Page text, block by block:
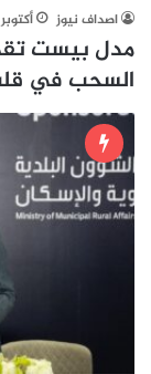
اصداف نيوز أكتوبر 5, 2023
مدل بيست
السحب في